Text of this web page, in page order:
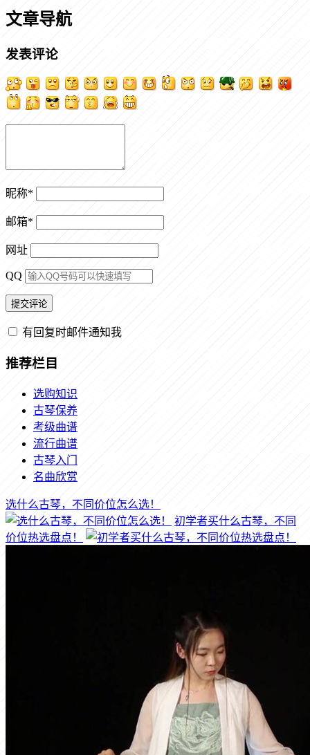
文章导航
发表评论
昵称*
邮箱*
网址
QQ
有回复时邮件通知我
推荐栏目
选购知识
古琴保养
考级曲谱
流行曲谱
古琴入门
名曲欣赏
选什么古琴，不同价位怎么选！
初学者买什么古琴，不同
价位热选盘点！